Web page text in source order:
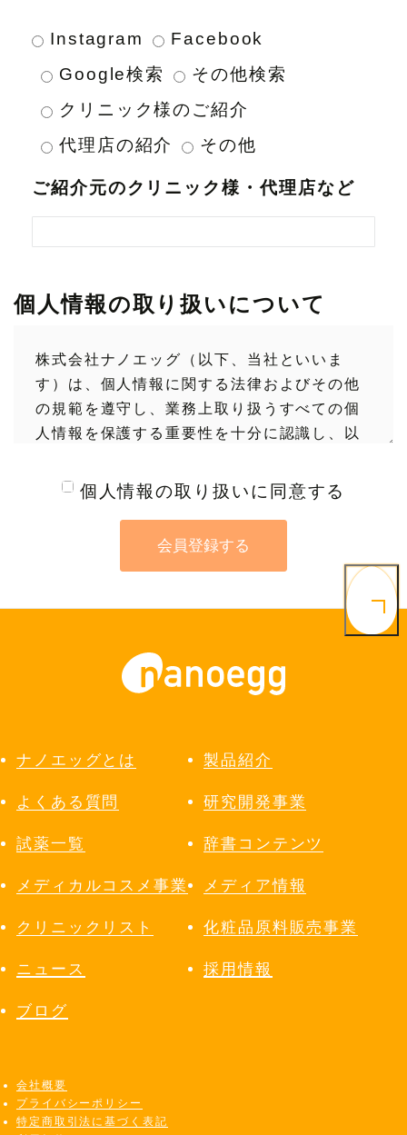
Instagram
Facebook
Google検索
その他検索
クリニック様のご紹介
代理店の紹介
その他
ご紹介元のクリニック様・代理店など
個人情報の取り扱いについて
株式会社ナノエッグ（以下、当社といいま
す）は、個人情報に関する法律およびその他
の規範を遵守し、業務上取り扱うすべての個
人情報を保護する重要性を十分に認識し、以
（BtoB）（以下、ショップといいます。）に
おける利用者よりお預かりした、本人を識別
しうる情報（以下「個人情報」といいます）
について、次の目的のために利用させていた
送およびその他の情報提供
性の改善、利用者のニーズに沿ったキャンペ
ールによるアンケートの実施
ご案内の提供
  4．利用者のニーズに合った商品、サービス
5．プレゼントなどの抽選や賞品の発
  6．セミナーやイベントの出欠席の確認
  9．利用者が購入した株式会社ナノエッグの
製品やサービスの代金のご請求、督促などの
個人情報の取り扱いに同意する
会員登録する
ナノエッグとは 製品紹介
よくある質問 研究開発事業
試薬一覧 辞書コンテンツ
メディカルコスメ事業 メディア情報
クリニックリスト 化粧品原料販売事業
ニュース 採用情報
ブログ
会社概要
プライバシーポリシー
特定商取引法に基づく表記